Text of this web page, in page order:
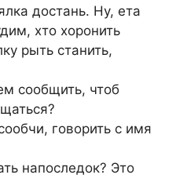
достань. Ну, ета
хто хоронить
рыть станить,
сообщить, чтоб
говорить с имя
напоследок? Это